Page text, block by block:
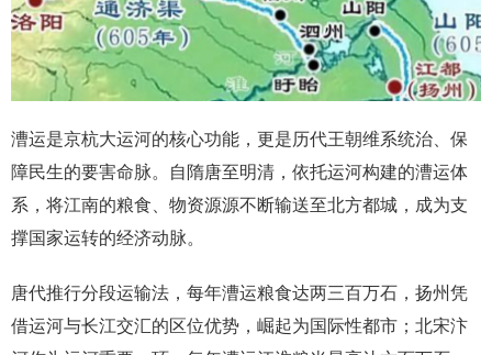
漕运是京杭大运河的核心功能，更是历代王朝维系统治、保
障民生的要害命脉。自隋唐至明清，依托运河构建的漕运体
系，将江南的粮食、物资源源不断输送至北方都城，成为支
撑国家运转的经济动脉。
唐代推行分段运输法，每年漕运粮食达两三百万石，扬州凭
借运河与长江交汇的区位优势，崛起为国际性都市；北宋汴